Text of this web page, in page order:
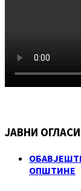
ЈАВНИ
ОПШТИНЕ